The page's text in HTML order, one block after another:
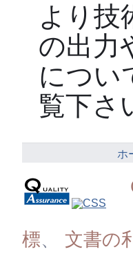
より技
の出力
につい
覧下さ
ホ
標、 文書の